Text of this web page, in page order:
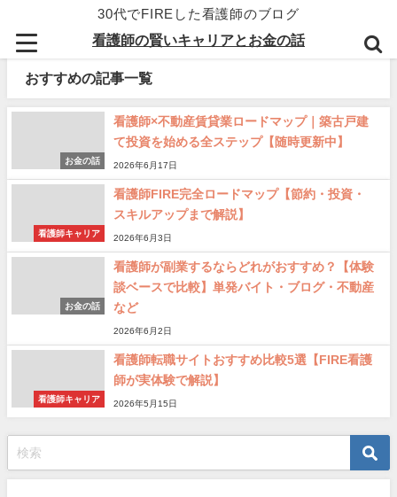
30代でFIREした看護師のブログ
看護師の賢いキャリアとお金の話
おすすめの記事一覧
お金の話
看護師×不動産賃貸業ロードマップ｜築古戸建
て投資を始める全ステップ【随時更新中】
2026年6月17日
看護師キャリア
看護師FIRE完全ロードマップ【節約・投資・
スキルアップまで解説】
2026年6月3日
お金の話
看護師が副業するならどれがおすすめ？【体験
談ベースで比較】単発バイト・ブログ・不動産
など
2026年6月2日
看護師キャリア
看護師転職サイトおすすめ比較5選【FIRE看護
師が実体験で解説】
2026年5月15日